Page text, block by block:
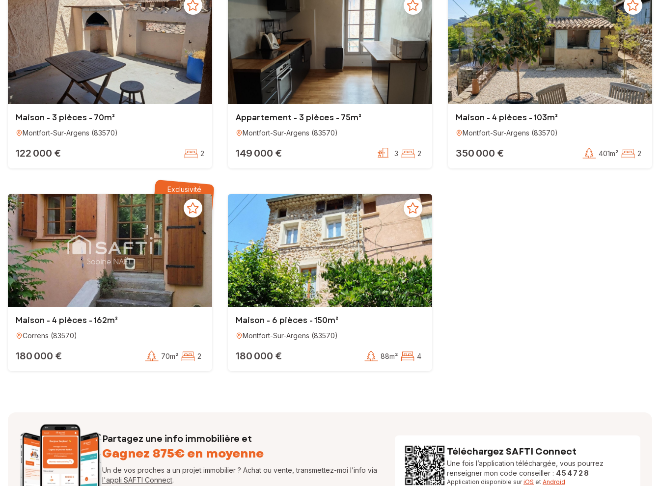
Maison - 3 pièces - 70m²
Montfort-Sur-Argens (83570)
122 000 € 2
Appartement - 3 pièces - 75m²
Montfort-Sur-Argens (83570)
149 000 € 3 2
Maison - 4 pièces - 103m²
Montfort-Sur-Argens (83570)
350 000 € 401m² 2
Exclusivité
Maison - 4 pièces - 162m²
Correns (83570)
180 000 € 70m² 2
Maison - 6 pièces - 150m²
Montfort-Sur-Argens (83570)
180 000 € 88m² 4
Partagez une info immobilière et
Gagnez 875€ en moyenne
Un de vos proches a un projet immobilier ? Achat ou vente, transmettez-moi l’info via
l'appli SAFTI Connect.
Téléchargez SAFTI Connect
Une fois l’application téléchargée, vous pourrez
renseigner mon code conseiller : 454728
Application disponible suriOS et Android